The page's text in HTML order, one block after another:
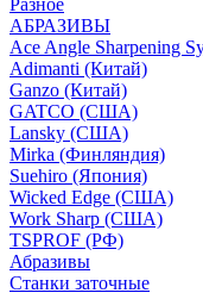
Разное
АБРАЗИВЫ
Ace Angle Sharpening
Adimanti (Китай)
Ganzo (Китай)
GATCO (США)
Lansky (США)
Mirka (Финляндия)
Suehiro (Япония)
Wicked Edge (США)
Work Sharp (США)
TSPROF (РФ)
Абразивы
Станки заточные